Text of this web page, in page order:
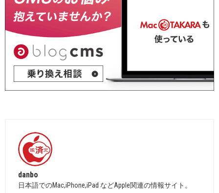
danbo
日本語でのMac,iPhone,iPad などApple関連の情報サイト。